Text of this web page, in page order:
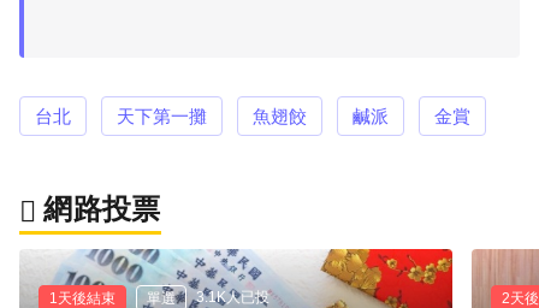
台北 天下第一攤 魚翅餃 鹹派 金賞
網路投票
1天後結束 單選 3.1K人已投 2天